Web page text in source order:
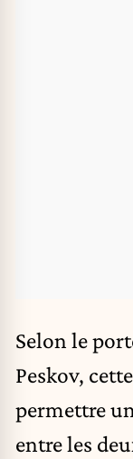
Selon le
Peskov,
permettre
entre les